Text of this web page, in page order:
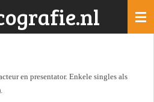
en presentator. Enkele singles als